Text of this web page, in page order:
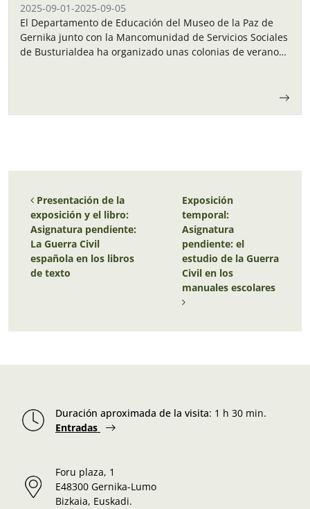
2025-09-01-2025-09-05
El Departamento de Educación del Museo de la Paz de
Gernika junto con la Mancomunidad de Servicios Sociales
de Busturialdea ha organizado unas colonias de verano
Navegación de entradas
Presentación de la
exposición y el libro:
Asignatura pendiente:
La Guerra Civil
española en los libros
de texto
Exposición
temporal:
Asignatura
pendiente: el
estudio de la Guerra
Civil en los
manuales escolares
Duración aproximada de la visita: 1 h 30 min.
Entradas
Foru plaza, 1
E48300 Gernika-Lumo
Bizkaia, Euskadi.